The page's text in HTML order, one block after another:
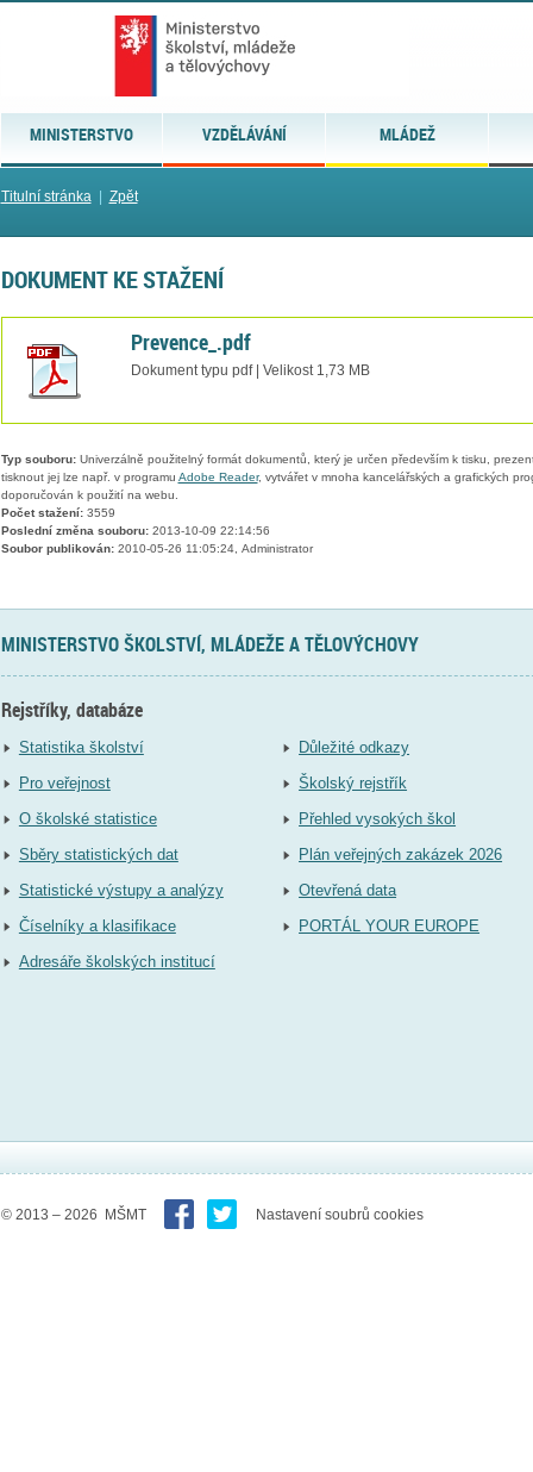
MINISTERSTVO VZDĚLÁVÁNÍ MLÁDEŽ
Titulní stránka| Zpět
DOKUMENT KE STAŽENÍ
Prevence_.pdf
Dokument typu pdf | Velikost 1,73 MB
Typ souboru:Univerzálně použitelný formát dokumentů, který je určen především k tisku,
tisknout jej lze např. v programu Adobe Reader, vytvářet v mnoha kancelářských a grafických
doporučován k použití na webu.
Počet stažení:3559
Poslední změna souboru:2013-10-09 22:14:56
Soubor publikován:2010-05-26 11:05:24, Administrator
MINISTERSTVO ŠKOLSTVÍ, MLÁDEŽE A TĚLOVÝCHOVY
Rejstříky, databáze
Statistika školství
Pro veřejnost
O školské statistice
Sběry statistických dat
Statistické výstupy a analýzy
Číselníky a klasifikace
Adresáře školských institucí
Důležité odkazy
Školský rejstřík
Přehled vysokých škol
Plán veřejných zakázek 2026
Otevřená data
PORTÁL YOUR EUROPE
© 2013 – 2026 MŠMT Nastavení soubrů cookies